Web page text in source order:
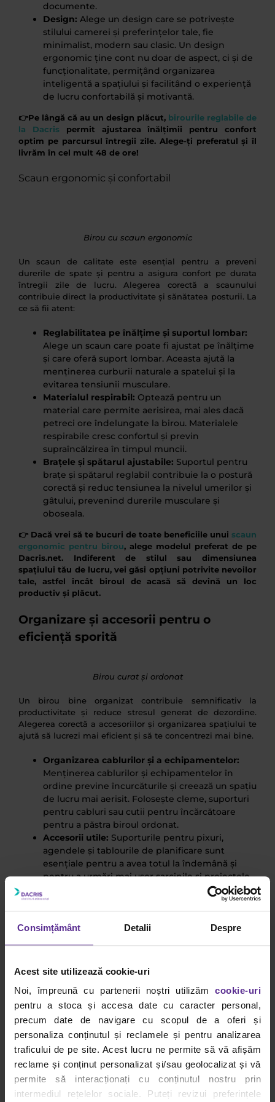
Consimțământ Detalii Despre
Acest site utilizează cookie-uri
Noi, împreună cu partenerii noștri utilizăm cookie-uri
pentru a stoca și accesa date cu caracter personal,
precum date de navigare cu scopul de a oferi și
personaliza conținutul și reclamele și pentru analizarea
traficului de pe site. Acest lucru ne permite să vă afișăm
reclame și conținut personalizat și/sau geolocalizat și vă
permite să interacționați cu conținutul nostru prin
intermediul rețelelor sociale. Puteți revizui preferințele
documente.
Design: Alege un design care se potrivește
stilului camerei și preferințelor tale, fie
minimalist, modern sau clasic. Un design
ergonomic ține cont nu doar de aspect, ci și de
funcționalitate, permițând organizarea
inteligentă a spațiului și facilitând o experiență
de lucru confortabilă și motivantă.
👉Pe lângă că au un design plăcut, birourile reglabile de
la Dacrispermit ajustarea înălțimii pentru confort
optim pe parcursul întregii zile. Alege-ți preferatul și îl
livrăm în cel mult 48 de ore!
Scaun ergonomic și confortabil
Birou cu scaun ergonomic
Un scaun de calitate este esențial pentru a preveni
durerile de spate și pentru a asigura confort pe durata
întregii zile de lucru. Alegerea corectă a scaunului
contribuie direct la productivitate și sănătatea posturii. La
ce să fii atent:
Reglabilitatea pe înălțime și suportul lombar:
Alege un scaun care poate fi ajustat pe înălțime
și care oferă suport lombar. Aceasta ajută la
menținerea curburii naturale a spatelui și la
evitarea tensiunii musculare.
Materialul respirabil: Optează pentru un
material care permite aerisirea, mai ales dacă
petreci ore îndelungate la birou. Materialele
respirabile cresc confortul și previn
supraîncălzirea în timpul muncii.
Brațele și spătarul ajustabile: Suportul pentru
brațe și spătarul reglabil contribuie la o postură
corectă și reduc tensiunea la nivelul umerilor și
gâtului, prevenind durerile musculare și
oboseala.
👉 Dacă vrei să te bucuri de toate beneficiile unui scaun
ergonomic pentru birou, alege modelul preferat de pe
Dacris.net. Indiferent de stilul sau dimensiunea
spațiului tău de lucru, vei găsi opțiuni potrivite nevoilor
tale, astfel încât biroul de acasă să devină un loc
productiv și plăcut.
Organizare și accesorii pentru o
eficiență sporită
Birou curat și ordonat
Un birou bine organizat contribuie semnificativ la
productivitate și reduce stresul generat de dezordine.
Alegerea corectă a accesoriilor și organizarea spațiului te
ajută să lucrezi mai eficient și să te concentrezi mai bine.
Organizarea cablurilor și a echipamentelor:
Menținerea cablurilor și echipamentelor în
ordine previne încurcăturile și creează un spațiu
de lucru mai aerisit. Folosește cleme, suporturi
pentru cabluri sau cutii pentru încărcătoare
pentru a păstra biroul ordonat.
Accesorii utile: Suporturile pentru pixuri,
agendele și tablourile de planificare sunt
esențiale pentru a avea totul la îndemână și
pentru a urmări mai ușor sarcinile și proiectele.
Aceste accesorii ajută la menținerea focusului și
a unei rutine organizate.
Elemente care cresc productivitatea:Iluminatul
adecvat de birou, plantele și obiectele
vizuală și contribuie la un climat mental pozitiv,
Accesorii opționale
Pentru a transforma biroul acasă într-un spațiu complet
și funcțional, accesoriile opționale pot face o mare
diferență în organizare și aspectul general al camerei.
Iată câteva exemple:
Etajere suplimentare:Acestea sunt utile atât
pentru organizarea documentelor și a